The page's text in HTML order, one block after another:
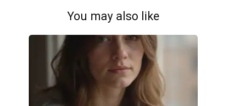
You may also like